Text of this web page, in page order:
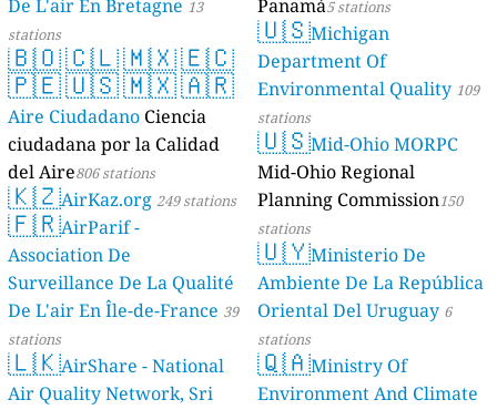
De L'air En Bretagne 13
stations
🇧🇴🇨🇱🇲🇽🇪🇨
🇵🇪🇺🇸🇲🇽🇦🇷
Aire Ciudadano Ciencia
ciudadana por la Calidad
del Aire806 stations
🇰🇿AirKaz.org 249 stations
🇫🇷AirParif -
Association De
Surveillance De La Qualité
De L'air En Île-de-France 39
stations
🇱🇰AirShare - National
Air Quality Network, Sri
Panamá5 stations
🇺🇸Michigan
Department Of
Environmental Quality 109
stations
🇺🇸Mid-Ohio MORPC
Mid-Ohio Regional
Planning Commission150
stations
🇺🇾Ministerio De
Ambiente De La República
Oriental Del Uruguay 6
stations
🇶🇦Ministry Of
Environment And Climate